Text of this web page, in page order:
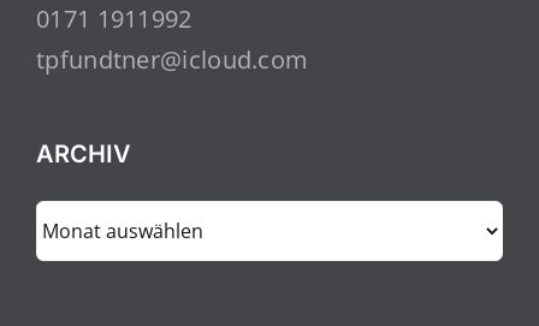
0171 1911992
tpfundtner@icloud.com
ARCHIV
ARCHIV